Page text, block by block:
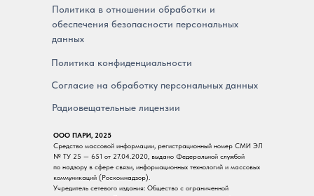
ООО ПАРИ, 2025
Средство массовой информации, регистрационный номер СМИ ЭЛ
№ ТУ 25 — 651 от 27.04.2020, выдано Федеральной службой
по надзору в сфере связи, информационных технологий и массовых
коммуникаций (Роскомнадзор).
Учредитель сетевого издания: Общество с ограниченной
Политика конфиденциальности
Политика в отношении обработки и
обеспечения безопасности персональных
данных
Согласие на обработку персональных данных
Радиовещательные лицензии